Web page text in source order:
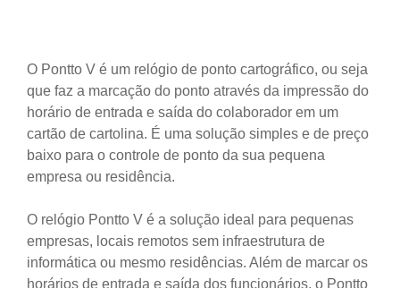
O Pontto V é um relógio de ponto cartográfico, ou seja
que faz a marcação do ponto através da impressão do
horário de entrada e saída do colaborador em um
cartão de cartolina. É uma solução simples e de preço
baixo para o controle de ponto da sua pequena
empresa ou residência.
O relógio Pontto V é a solução ideal para pequenas
empresas, locais remotos sem infraestrutura de
informática ou mesmo residências. Além de marcar os
horários de entrada e saída dos funcionários, o Pontto